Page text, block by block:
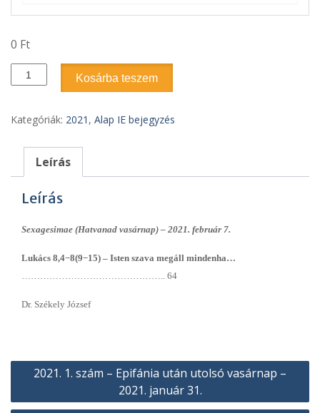
0 Ft
2021.
1.
-
Sexagesimae
(Hatvanad
vasárnap)
–
2021.
február
mennyiség
Kosárba teszem
Kategóriák: 2021 , Alap IE bejegyzés
Leírás
Leírás
Sexagesimae (Hatvanad vasárnap) – 2021. február 7.
Lukács 8,4−8(9−15) – Isten szava megáll mindenha…
……………………………………….. 64
Dr. Székely József
Bejegyzés
2021. 1. szám – Epifánia után utolsó vasárnap –
2021. január 31.